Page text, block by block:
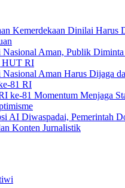
Kemerdekaan Dinilai Harus
Nasional Aman, Publik
HUT RI
Nasional Aman Harus Dijaga
81 RI
ke-81 Momentum Menjaga
AI Diwaspadai, Pemerintah
Konten Jurnalistik